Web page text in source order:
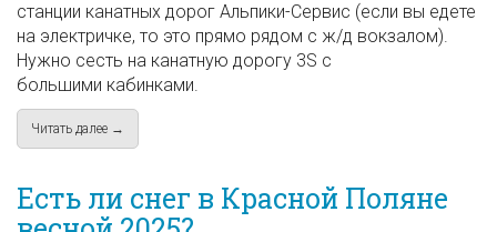
станции канатных дорог Альпики-Сервис (если вы едете
на электричке, то это прямо рядом с ж/д вокзалом).
Нужно сесть на канатную дорогу 3S с
большими кабинками.
Читать далее →
Есть ли снег в Красной Поляне